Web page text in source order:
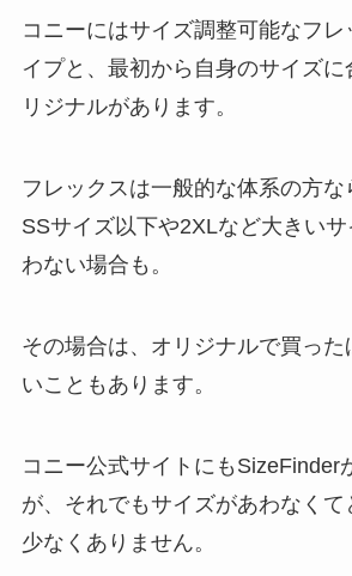
コニーにはサイズ調整可能なフレ
イプと、最初から自身のサイズに
リジナルがあります。
フレックスは一般的な体系の方な
SSサイズ以下や2XLなど大きい
わない場合も。
その場合は、オリジナルで買った
いこともあります。
コニー公式サイトにもSizeFinder
が、それでもサイズがあわなくて
少なくありません。